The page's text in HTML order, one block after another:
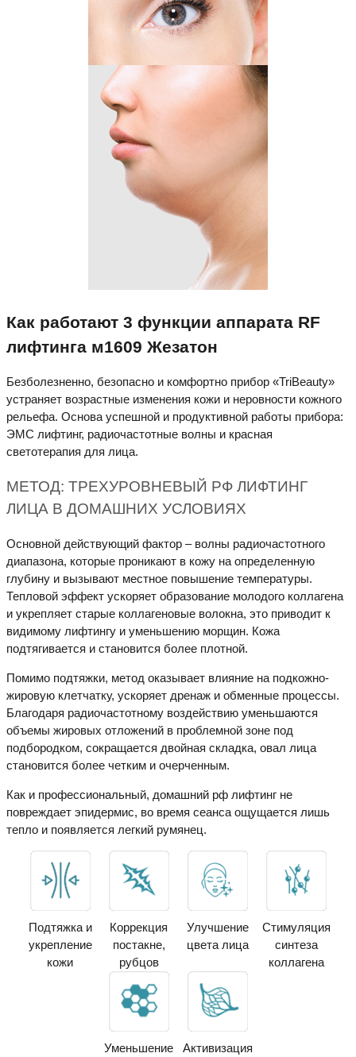
Как работают 3 функции аппарата RF
лифтинга м1609 Жезатон
Безболезненно, безопасно и комфортно прибор «TriBeauty»
устраняет возрастные изменения кожи и неровности кожного
рельефа. Основа успешной и продуктивной работы прибора:
ЭМС лифтинг, радиочастотные волны и красная
светотерапия для лица.
МЕТОД: ТРЕХУРОВНЕВЫЙ РФ ЛИФТИНГ
ЛИЦА В ДОМАШНИХ УСЛОВИЯХ
Основной действующий фактор – волны радиочастотного
диапазона, которые проникают в кожу на определенную
глубину и вызывают местное повышение температуры.
Тепловой эффект ускоряет образование молодого коллагена
и укрепляет старые коллагеновые волокна, это приводит к
видимому лифтингу и уменьшению морщин. Кожа
подтягивается и становится более плотной.
Помимо подтяжки, метод оказывает влияние на подкожно-
жировую клетчатку, ускоряет дренаж и обменные процессы.
Благодаря радиочастотному воздействию уменьшаются
объемы жировых отложений в проблемной зоне под
подбородком, сокращается двойная складка, овал лица
становится более четким и очерченным.
Как и профессиональный, домашний рф лифтинг не
повреждает эпидермис, во время сеанса ощущается лишь
тепло и появляется легкий румянец.
Подтяжка и
укрепление
кожи
Коррекция
постакне,
рубцов
Улучшение
цвета лица
Стимуляция
синтеза
коллагена
Уменьшение
Активизация